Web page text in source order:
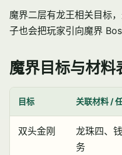
魔界二层有龙王相关目标
子也会把玩家引向魔界
魔界目标与材料
目标 关联材料 /
双头金刚
龙珠四、
务